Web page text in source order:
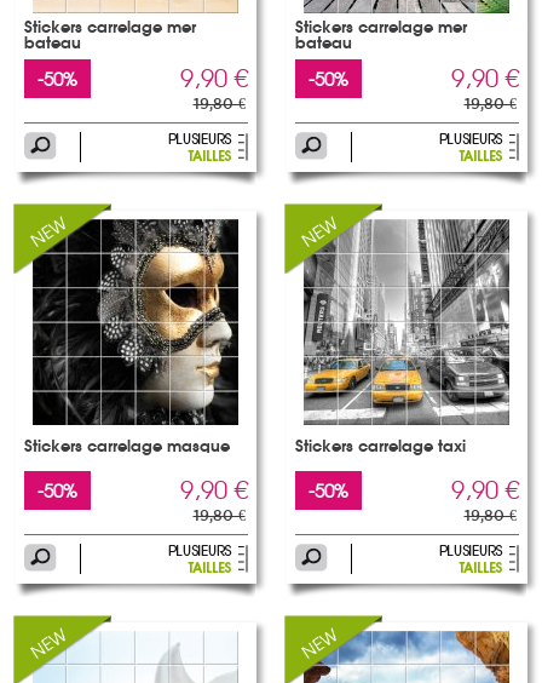
Stickers carrelage mer
bateau
-50% 9,90 €
19,80 €
Stickers carrelage mer
bateau
-50% 9,90 €
19,80 €
Stickers carrelage masque
-50% 9,90 €
19,80 €
Stickers carrelage taxi
-50% 9,90 €
19,80 €